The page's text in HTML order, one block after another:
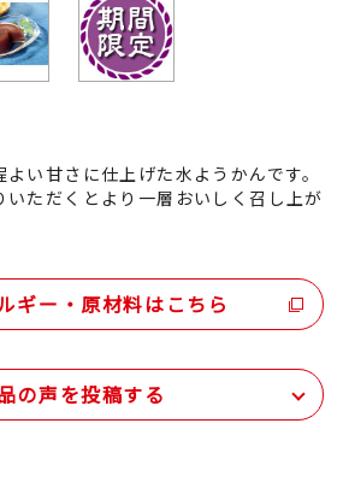
い甘さに仕上げた水ようかんです。
ただくとより一層おいしく召し上が
ギー・原材料はこちら
の声を投稿する